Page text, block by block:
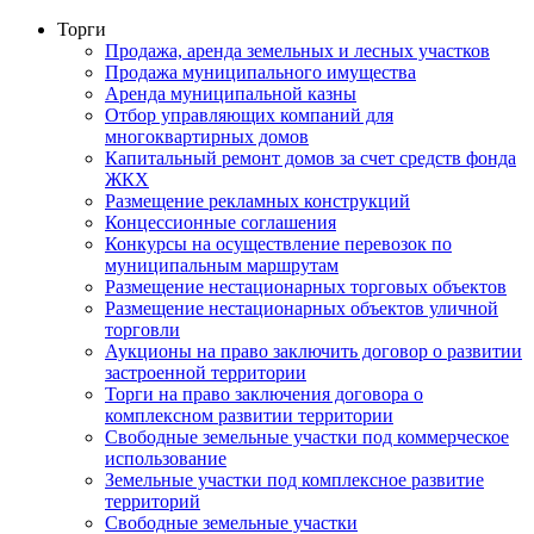
Торги
Продажа, аренда земельных и лесных участков
Продажа муниципального имущества
Аренда муниципальной казны
Отбор управляющих компаний для
многоквартирных домов
Капитальный ремонт домов за счет средств фонда
ЖКХ
Размещение рекламных конструкций
Концессионные соглашения
Конкурсы на осуществление перевозок по
муниципальным маршрутам
Размещение нестационарных торговых объектов
Размещение нестационарных объектов уличной
торговли
Аукционы на право заключить договор о развитии
застроенной территории
Торги на право заключения договора о
комплексном развитии территории
Свободные земельные участки под коммерческое
использование
Земельные участки под комплексное развитие
территорий
Свободные земельные участки